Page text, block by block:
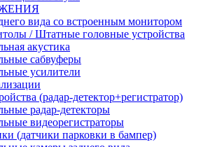
вида со встроенным монитором
/ Штатные головные устройства
акустика
сабвуферы
усилители
(радар-детектор+регистратор)
радар-детекторы
видеорегистраторы
(датчики парковки в бампер)